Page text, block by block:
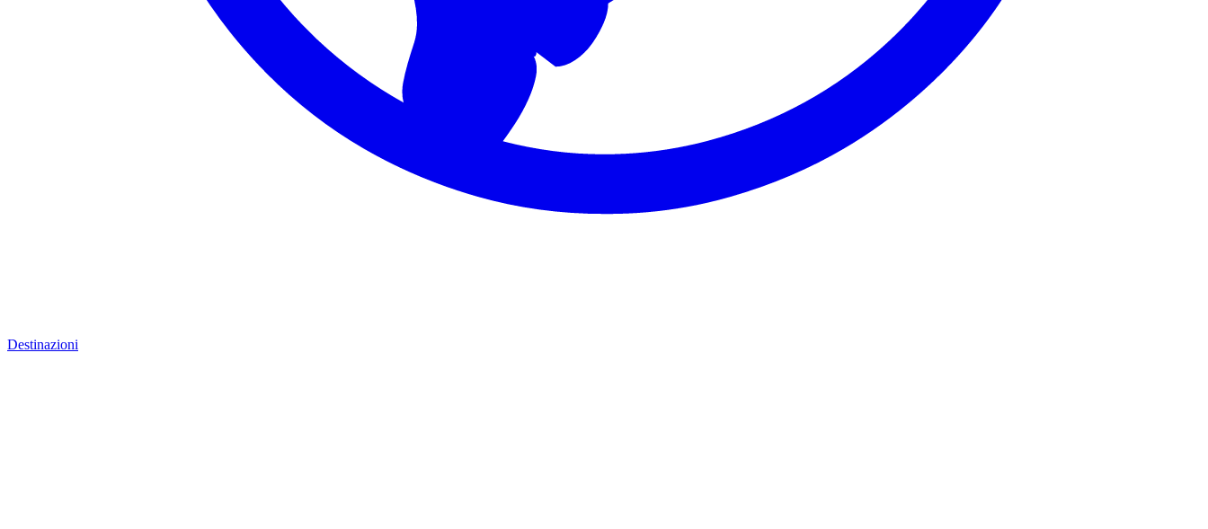
Destinazioni